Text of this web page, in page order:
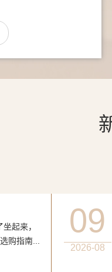
起来，
购指南...
09
2026-08